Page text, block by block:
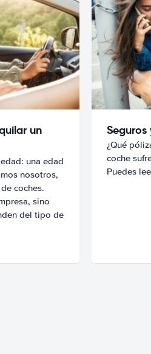
un
una edad
nosotros,
coches.
sino
del tipo de
¿Qué
coche
Puedes